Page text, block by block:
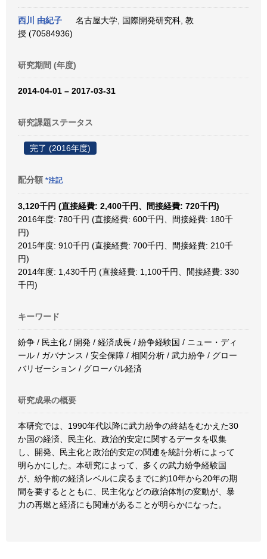
西川 由紀子
名古屋大学, 国際開発研究科, 教
授 (70584936)
研究期間 (年度)
2014-04-01 – 2017-03-31
研究課題ステータス
完了 (2016年度)
配分額 *注記
3,120千円 (直接経費: 2,400千円、間接経費: 720千円)
2016年度: 780千円 (直接経費: 600千円、間接経費: 180千
円)
2015年度: 910千円 (直接経費: 700千円、間接経費: 210千
円)
2014年度: 1,430千円 (直接経費: 1,100千円、間接経費: 330
千円)
キーワード
紛争 / 民主化 / 開発 / 経済成長 / 紛争経験国 / ニュー・ディ
ール / ガバナンス / 安全保障 / 相関分析 / 武力紛争 / グロー
バリゼーション / グローバル経済
研究成果の概要
本研究では、1990年代以降に武力紛争の終結をむかえた30
か国の経済、民主化、政治的安定に関するデータを収集
し、開発、民主化と政治的安定の関連を統計分析によって
明らかにした。本研究によって、多くの武力紛争経験国
が、紛争前の経済レベルに戻るまでに約10年から20年の期
間を要するとともに、民主化などの政治体制の変動が、暴
力の再燃と経済にも関連があることが明らかになった。